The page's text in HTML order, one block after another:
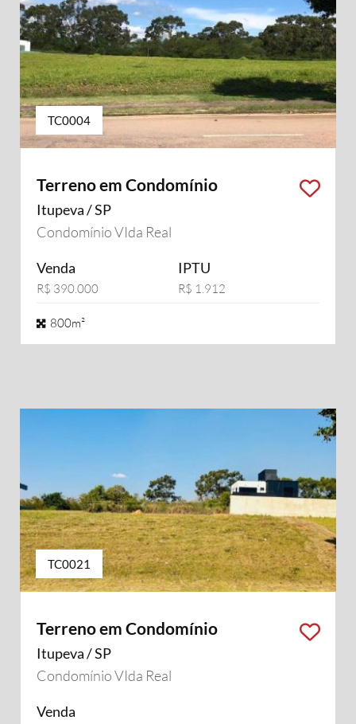
TC0004
Terreno em Condomínio
Itupeva / SP
Condomínio VIda Real
Venda
R$ 390.000
IPTU
R$ 1.912
800m²
TC0021
Terreno em Condomínio
Itupeva / SP
Condomínio VIda Real
Venda